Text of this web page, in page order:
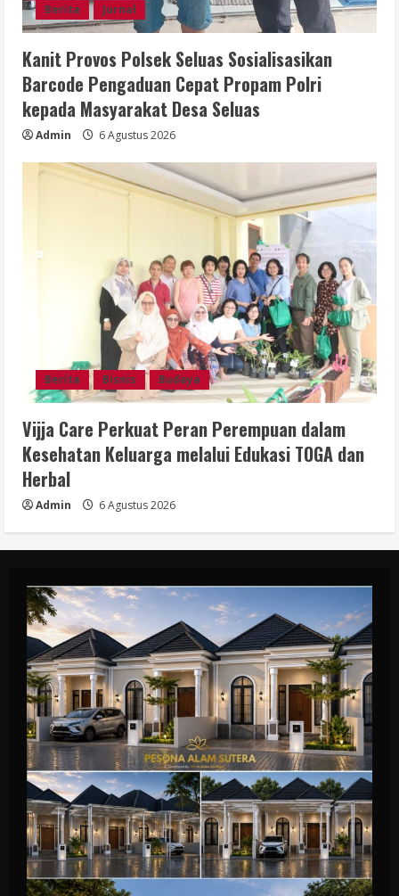
Berita Jurnal
Kanit Provos Polsek Seluas Sosialisasikan
Barcode Pengaduan Cepat Propam Polri
kepada Masyarakat Desa Seluas
Admin 6 Agustus 2026
Berita Bisnis Budaya
Vijja Care Perkuat Peran Perempuan dalam
Kesehatan Keluarga melalui Edukasi TOGA dan
Herbal
Admin 6 Agustus 2026